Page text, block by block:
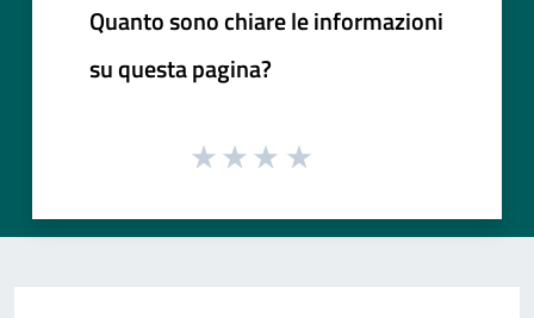
Quanto sono chiare le informazioni
su questa pagina?